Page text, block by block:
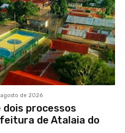
de 2026
dois processos
de Atalaia do